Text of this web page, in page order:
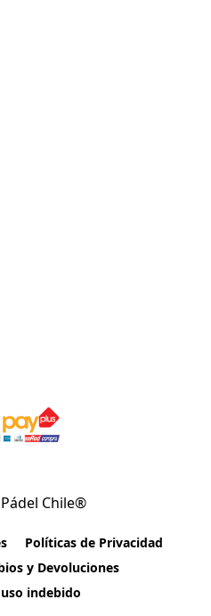
Chile®
Políticas de Privacidad
y Devoluciones
indebido